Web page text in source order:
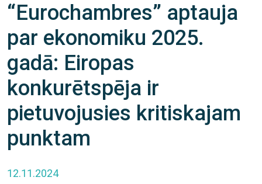
“Eurochambres” aptauja
par ekonomiku 2025.
gadā: Eiropas
konkurētspēja ir
pietuvojusies kritiskajam
punktam
12.11.2024